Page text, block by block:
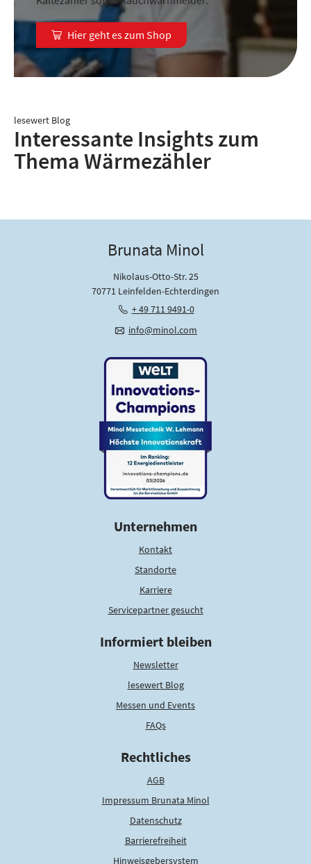
Hier geht es zum Shop
lesewert Blog
Interessante Insights zum
Thema Wärmezähler
Brunata Minol
Nikolaus-Otto-Str. 25
70771 Leinfelden-Echterdingen
+ 49 711 9491-0
info@minol.com
Unternehmen
Kontakt
Standorte
Karriere
Servicepartner gesucht
Informiert bleiben
Newsletter
lesewert Blog
Messen und Events
FAQs
Rechtliches
AGB
Impressum Brunata Minol
Datenschutz
Barrierefreiheit
Hinweisgebersystem